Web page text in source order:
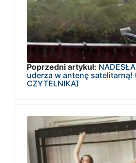
Poprzedni artykuł:
uderza w antenę satelitarną!
CZYTELNIKA)